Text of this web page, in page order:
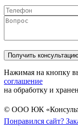
Нажимая на кнопку
соглашение
на обработку и
© ООО ЮК
Понравился сайт?